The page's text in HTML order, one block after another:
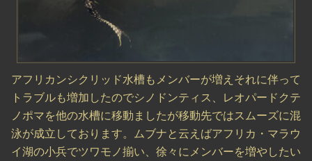
アフリカンシクリッド水槽もメンバーが増えそれに伴って
トラブルも増加したのでシノドンティス、レオパードクテ
ノポマを他の水槽に移動ましたが移動先ではスムーズに混
泳が成立しております。ムブナと云えばアフリカ・マラウ
イ湖の小兵でツワモノ揃い、徐々にメンバーを増やしたい